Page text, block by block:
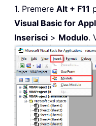
1. Premere Alt + F11
Visual Basic for
Inserisci > Modulo.